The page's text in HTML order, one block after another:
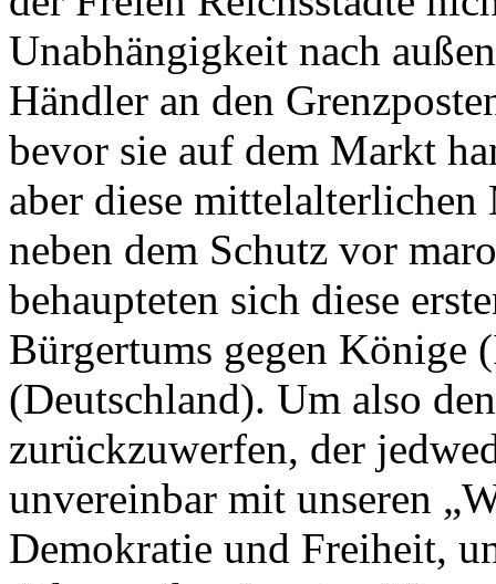
Unabhängigkeit nach
Händler an den
bevor sie auf dem Markt
aber diese
neben dem Schutz vor
behaupteten sich diese
Bürgertums gegen Könige
(Deutschland). Um also
zurückzuwerfen, der
unvereinbar mit unseren
Demokratie und Freiheit,